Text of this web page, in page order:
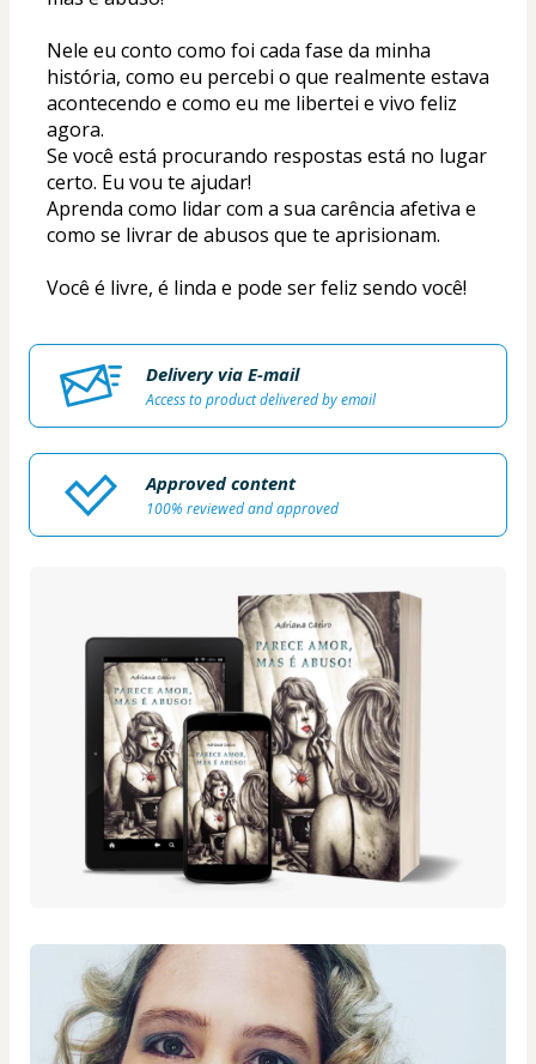
Nele eu conto como foi cada fase da minha
história, como eu percebi o que realmente estava
acontecendo e como eu me libertei e vivo feliz
agora.
Se você está procurando respostas está no lugar
certo. Eu vou te ajudar!
Aprenda como lidar com a sua carência afetiva e
como se livrar de abusos que te aprisionam.
Você é livre, é linda e pode ser feliz sendo você!
Delivery via E-mail
Access to product delivered by email
Approved content
100% reviewed and approved